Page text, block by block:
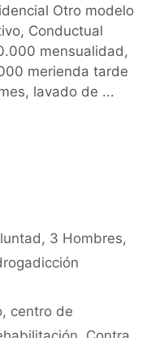
Otro modelo
Conductual
mensualidad,
merienda tarde
lavado de ...
, 3 Hombres,
, centro de